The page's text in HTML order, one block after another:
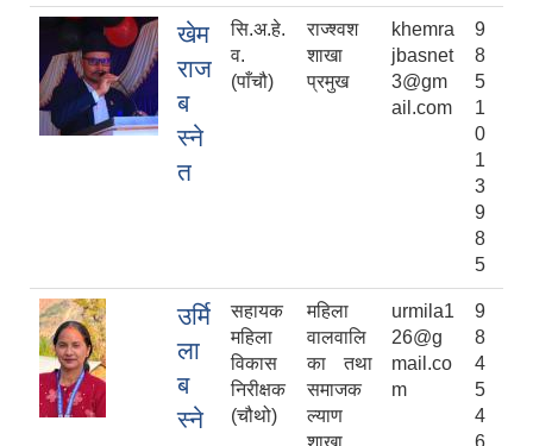
खेम
राज
ब
स्‍ने
त
सि.अ.हे.
व.
(पाँचौ)
राज्श्वश
शाखा
प्रमुख
khemra
jbasnet
3@gm
ail.com
9
8
5
1
0
1
3
9
8
5
उर्मि
ला
ब
स्‍ने
सहायक
महिला
विकास
निरीक्षक
(चौथो)
महिला
वालवालि
का तथा
समाजक
ल्याण
urmila1
26@g
mail.co
m
9
8
4
5
4